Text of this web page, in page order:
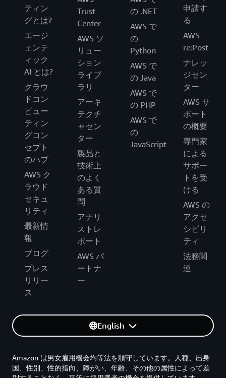
ティン
グとは?
エージ
ェンテ
ィック
AI とは?
クラウ
ドコン
ピュー
ティン
グコン
セプト
のハブ
AWS ク
ラウド
セキュ
リティ
最新情
報
ブログ
プレス
リリー
ス
Trust
Center
AWS ソ
リュー
ション
ライブ
ラリ
アーキ
テクチ
ャセン
ター
製品と
技術上
のよく
ある質
問
アナリ
ストレ
ポート
AWS パ
ートナ
ー
の .NET
AWS で
の
Python
AWS で
の Java
AWS で
の PHP
AWS で
の
JavaScript
申請す
る
AWS
re:Post
ナレッ
ジセン
ター
AWS サ
ポート
の概要
専門家
による
サポー
トを受
ける
AWS の
アクセ
シビリ
ティ
法務関
連
English
Amazon は男女雇用機会均等法を順守しています。人種、出身
国、性別、性的指向、障がい、年齢、その他の属性によって差